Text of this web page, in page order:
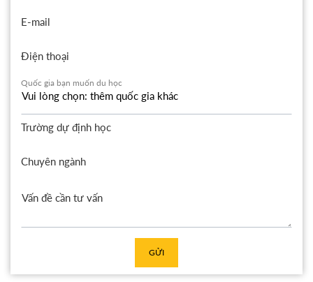
E-mail
Điện thoại
Quốc gia bạn muốn du học
Trường dự định học
Chuyên ngành
GỬI